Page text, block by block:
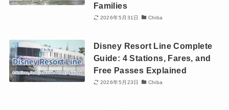
Families
2026年5月31日 Chiba
Disney Resort Line Complete
Guide: 4 Stations, Fares, and
Free Passes Explained
2026年5月23日 Chiba